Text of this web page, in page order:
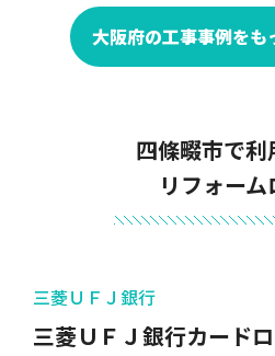
大阪府の工事事例をも
四條畷市で利
リフォーム
三菱ＵＦＪ銀行
三菱ＵＦＪ銀行カード